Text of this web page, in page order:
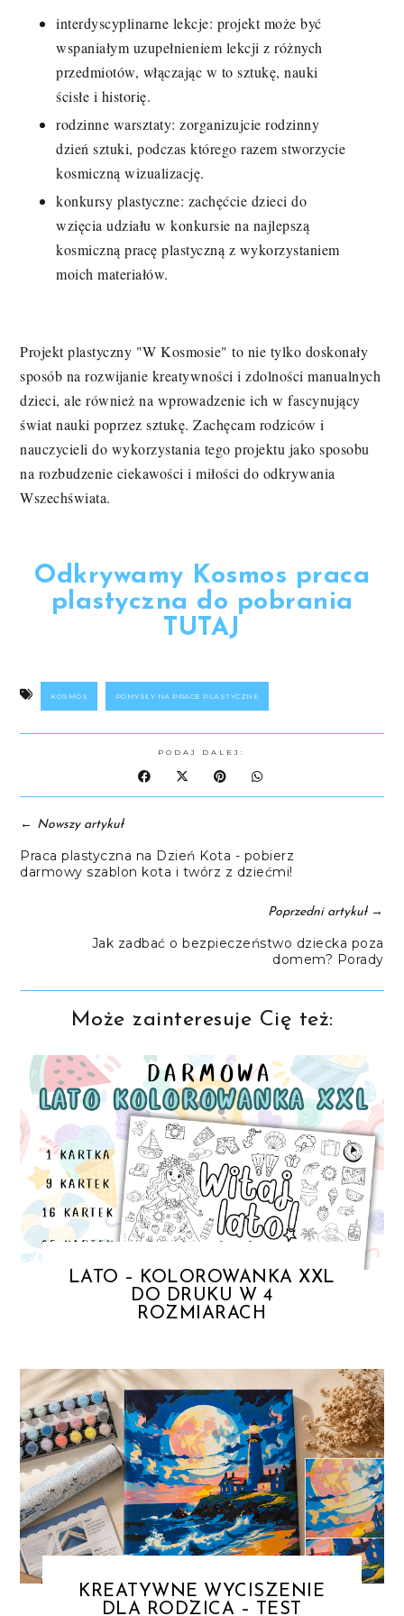
interdyscyplinarne lekcje: projekt może być
wspaniałym uzupełnieniem lekcji z różnych
przedmiotów, włączając w to sztukę, nauki
ścisłe i historię.
rodzinne warsztaty: zorganizujcie rodzinny
dzień sztuki, podczas którego razem stworzycie
kosmiczną wizualizację.
konkursy plastyczne: zachęćcie dzieci do
wzięcia udziału w konkursie na najlepszą
kosmiczną pracę plastyczną z wykorzystaniem
moich materiałów.
Projekt plastyczny "W Kosmosie" to nie tylko doskonały
sposób na rozwijanie kreatywności i zdolności manualnych
dzieci, ale również na wprowadzenie ich w fascynujący
świat nauki poprzez sztukę. Zachęcam rodziców i
nauczycieli do wykorzystania tego projektu jako sposobu
na rozbudzenie ciekawości i miłości do odkrywania
Wszechświata.
Odkrywamy Kosmos praca
plastyczna do pobrania
TUTAJ
KOSMOS POMYSŁY NA PRACE PLASTYCZNE
PODAJ DALEJ:
← Nowszy artykuł
Praca plastyczna na Dzień Kota - pobierz
darmowy szablon kota i twórz z dziećmi!
Poprzedni artykuł→
Jak zadbać o bezpieczeństwo dziecka poza
domem? Porady
Może zainteresuje Cię też:
LATO – KOLOROWANKA XXL
DO DRUKU W 4
ROZMIARACH
KREATYWNE WYCISZENIE
DLA RODZICA – TEST